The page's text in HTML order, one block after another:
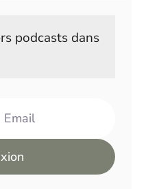
podcasts dans
Email